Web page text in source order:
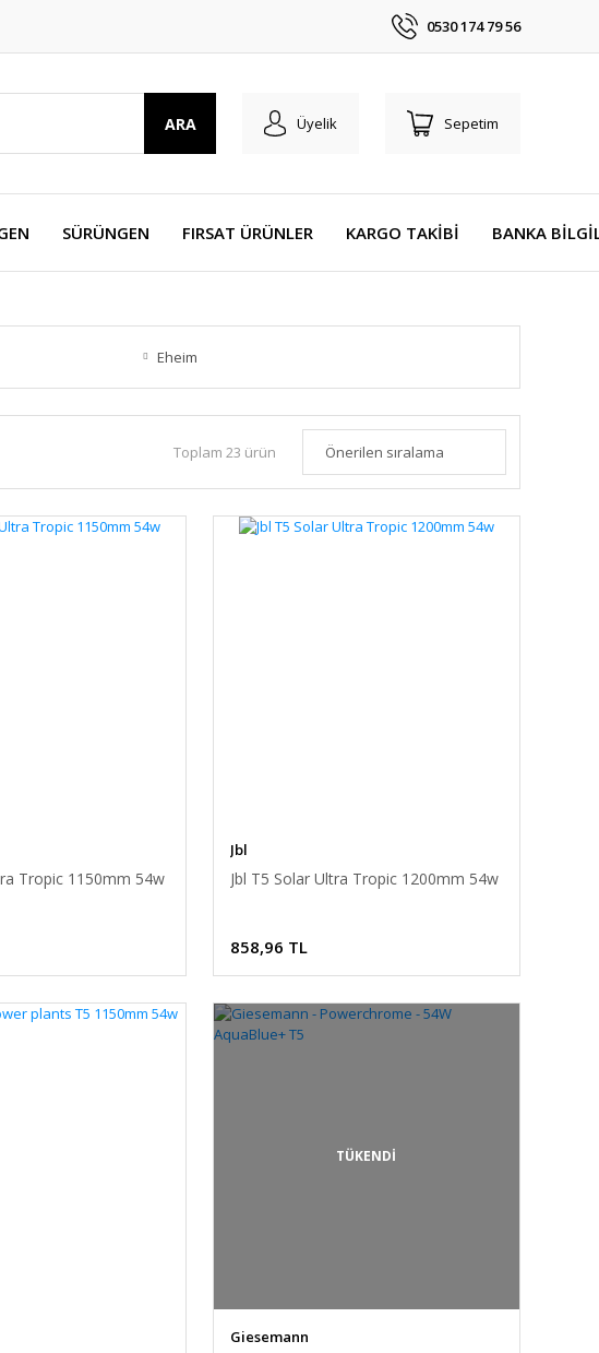
0530 174 79 56
ARA Üyelik Sepetim
SÜRÜNGEN FIRSAT ÜRÜNLER KARGO TAKİBİ BANKA
Eheim
Toplam 23 ürün
Tropic 1150mm 54w
Jbl
Jbl T5 Solar Ultra Tropic 1200mm 54w
858,96 TL
TÜKENDİ
Giesemann